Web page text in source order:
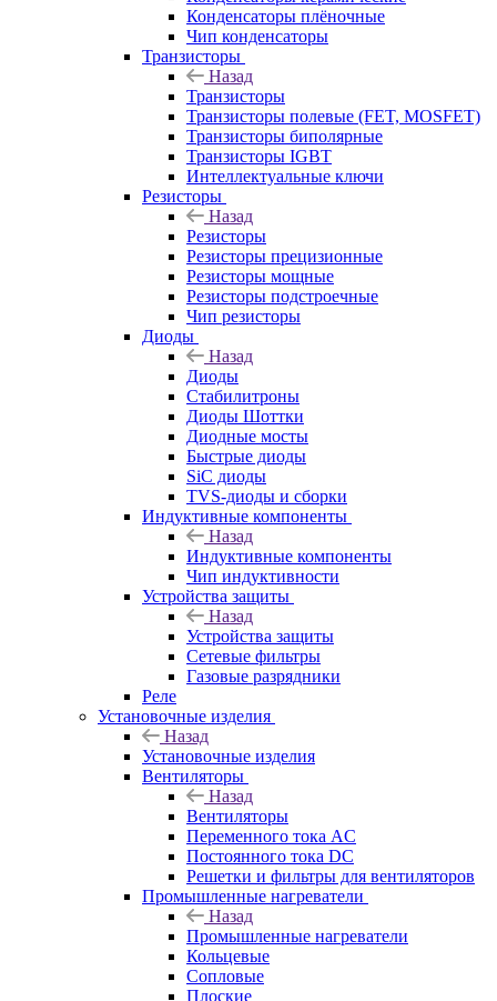
Конденсаторы плёночные
Чип конденсаторы
Транзисторы
Назад
Транзисторы
Транзисторы полевые (FET, MOSFET)
Транзисторы биполярные
Транзисторы IGBT
Интеллектуальные ключи
Резисторы
Назад
Резисторы
Резисторы прецизионные
Резисторы мощные
Резисторы подстроечные
Чип резисторы
Диоды
Назад
Диоды
Стабилитроны
Диоды Шоттки
Диодные мосты
Быстрые диоды
SiC диоды
TVS-диоды и сборки
Индуктивные компоненты
Назад
Индуктивные компоненты
Чип индуктивности
Устройства защиты
Назад
Устройства защиты
Сетевые фильтры
Газовые разрядники
Реле
Установочные изделия
Назад
Установочные изделия
Вентиляторы
Назад
Вентиляторы
Переменного тока AC
Постоянного тока DC
Решетки и фильтры для вентиляторов
Промышленные нагреватели
Назад
Промышленные нагреватели
Кольцевые
Сопловые
Плоские